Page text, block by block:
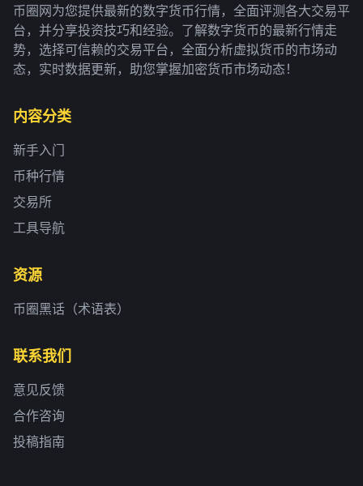
币圈网为您提供最新的数字货币行情，全面评测各大交易平
台，并分享投资技巧和经验。了解数字货币的最新行情走
势，选择可信赖的交易平台，全面分析虚拟货币的市场动
态，实时数据更新，助您掌握加密货币市场动态！
内容分类
新手入门
币种行情
交易所
工具导航
资源
币圈黑话（术语表）
联系我们
意见反馈
合作咨询
投稿指南